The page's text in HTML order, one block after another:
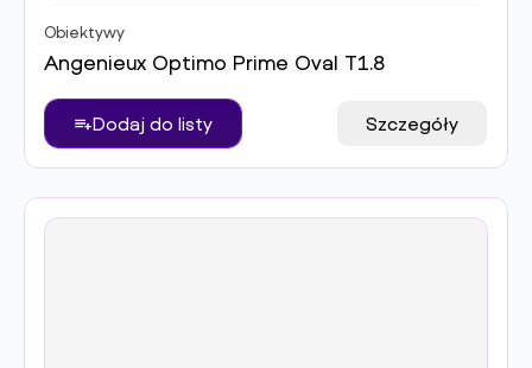
Obiektywy
Angenieux Optimo Prime Oval T1.8
Dodaj do listy Szczegóły